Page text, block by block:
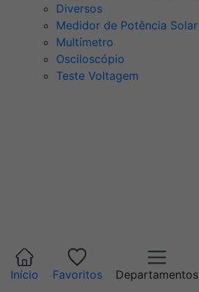
Diversos
Medidor de Potência Solar
Multímetro
Osciloscópio
Teste Voltagem
Início Favoritos Departamentos